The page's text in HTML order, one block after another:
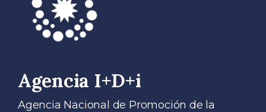
Agencia I+D+i
Agencia Nacional de Promoción de la